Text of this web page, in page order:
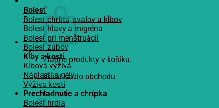
Žiadne produkty v košíku.
Vrátiť sa do obchodu
Košík
Bolesť
Bolesť chrbta, svalov a kĺbov
Bolesť hlavy a migréna
Bolesť pri menštruácii
Bolesť zubov
Kĺby a kosti
Kĺbová výživa
Náplasti a gély
Výživa kostí
Prechladnutie a chrípka
Bolesť hrdla